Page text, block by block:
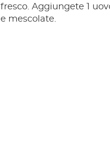
fresco. Aggiungete 1
e mescolate.